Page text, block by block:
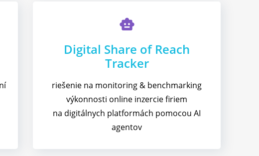
smart_toy
Digital Share of Reach
Tracker
riešenie na monitoring & benchmarking
výkonnosti online inzercie firiem
na digitálnych platformách pomocou AI
agentov